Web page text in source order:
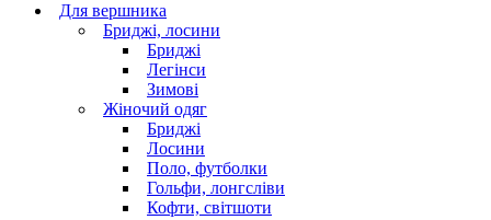
Для вершника
Бриджі, лосини
Бриджі
Легінси
Зимові
Жіночий одяг
Бриджі
Лосини
Поло, футболки
Гольфи, лонгсліви
Кофти, світшоти